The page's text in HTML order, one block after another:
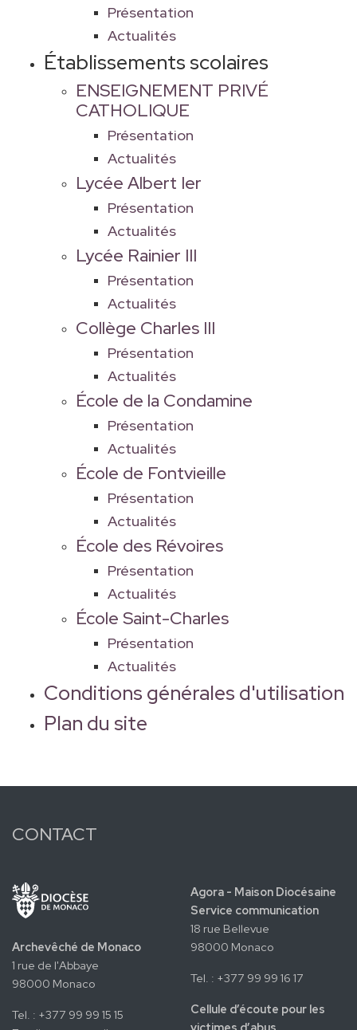
Présentation
Actualités
Établissements scolaires
ENSEIGNEMENT PRIVÉ
CATHOLIQUE
Présentation
Actualités
Lycée Albert Ier
Présentation
Actualités
Lycée Rainier III
Présentation
Actualités
Collège Charles III
Présentation
Actualités
École de la Condamine
Présentation
Actualités
École de Fontvieille
Présentation
Actualités
École des Révoires
Présentation
Actualités
École Saint-Charles
Présentation
Actualités
Conditions générales d'utilisation
Plan du site
CONTACT
Archevêché de Monaco
1 rue de l'Abbaye
98000 Monaco
Tel. : +377 99 99 15 15
Agora - Maison Diocésaine
Service communication
18 rue Bellevue
98000 Monaco
Tel. : +377 99 99 16 17
Cellule d’écoute pour les